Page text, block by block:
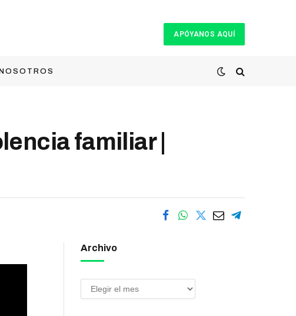
APÓYANOS AQUÍ
NOSOTROS
familiar |
Archivo